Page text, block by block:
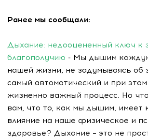
Ранее мы сообщали:
Дыхание: недооцененный ключ к
благополучию - Мы дышим
нашей жизни, не задумываясь об
самый автоматический и при
жизненно важный процесс. Но
вам, что то, как мы дышим, имеет
влияние на наше физическое и
здоровье? Дыхание – это не